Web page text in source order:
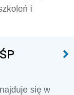
i
się w